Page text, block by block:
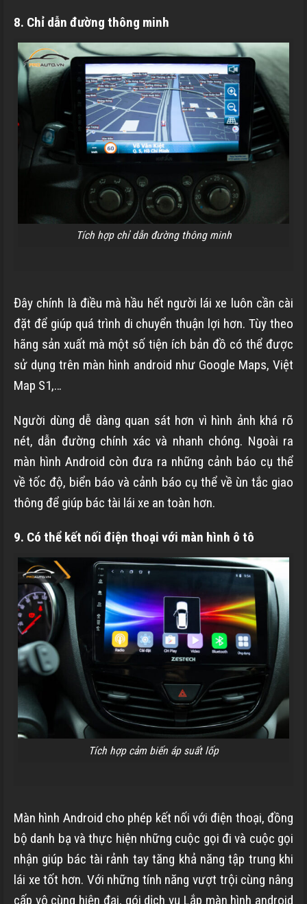
8. Chỉ dẫn đường thông minh
Tích hợp chỉ dẫn đường thông minh
Đây chính là điều mà hầu hết người lái xe luôn cần cài
đặt để giúp quá trình di chuyển thuận lợi hơn. Tùy theo
hãng sản xuất mà một số tiện ích bản đồ có thể được
sử dụng trên màn hình android như Google Maps, Việt
Map S1,…
Người dùng dễ dàng quan sát hơn vì hình ảnh khá rõ
nét, dẫn đường chính xác và nhanh chóng. Ngoài ra
màn hình Android còn đưa ra những cảnh báo cụ thể
về tốc độ, biển báo và cảnh báo cụ thể về ùn tắc giao
thông để giúp bác tài lái xe an toàn hơn.
9. Có thể kết nối điện thoại với màn hình ô tô
Tích hợp cảm biến áp suất lốp
Màn hình Android cho phép kết nối với điện thoại, đồng
bộ danh bạ và thực hiện những cuộc gọi đi và cuộc gọi
nhận giúp bác tài rảnh tay tăng khả năng tập trung khi
lái xe tốt hơn. Với những tính năng vượt trội cùng nâng
cấp vô cùng hiện đại, gói dịch vụ Lắp màn hình android